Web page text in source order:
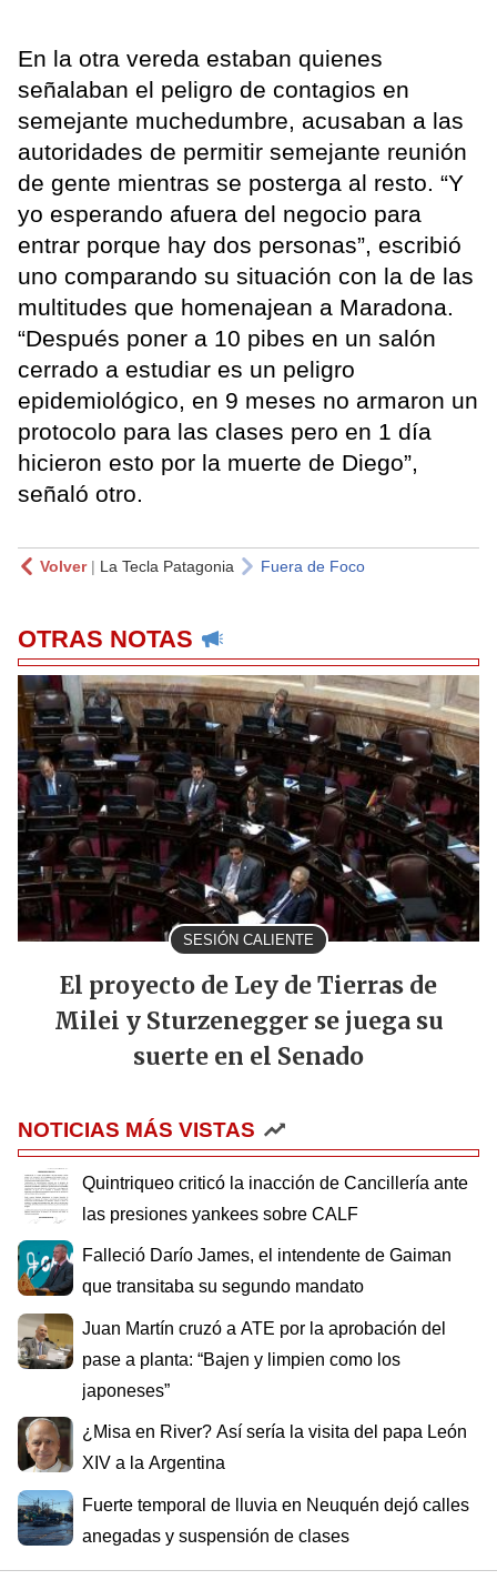
En la otra vereda estaban quienes
señalaban el peligro de contagios en
semejante muchedumbre, acusaban a las
autoridades de permitir semejante reunión
de gente mientras se posterga al resto. “Y
yo esperando afuera del negocio para
entrar porque hay dos personas”, escribió
uno comparando su situación con la de las
multitudes que homenajean a Maradona.
“Después poner a 10 pibes en un salón
cerrado a estudiar es un peligro
epidemiológico, en 9 meses no armaron un
protocolo para las clases pero en 1 día
hicieron esto por la muerte de Diego”,
señaló otro.
Volver| La Tecla Patagonia Fuera de Foco
OTRAS NOTAS
SESIÓN CALIENTE
El proyecto de Ley de Tierras de
Milei y Sturzenegger se juega su
suerte en el Senado
NOTICIAS MÁS VISTAS
Quintriqueo criticó la inacción de Cancillería ante
las presiones yankees sobre CALF
Falleció Darío James, el intendente de Gaiman
que transitaba su segundo mandato
Juan Martín cruzó a ATE por la aprobación del
pase a planta: “Bajen y limpien como los
japoneses”
¿Misa en River? Así sería la visita del papa León
XIV a la Argentina
Fuerte temporal de lluvia en Neuquén dejó calles
anegadas y suspensión de clases